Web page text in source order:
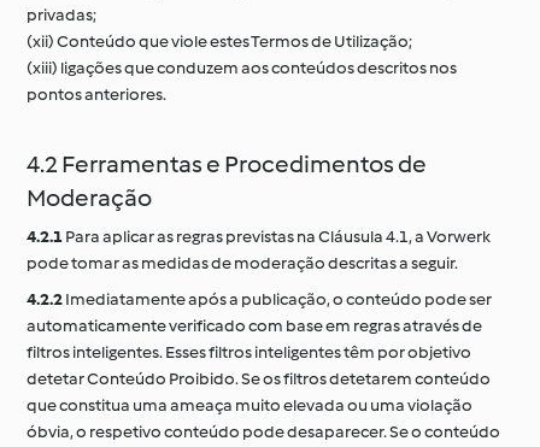
privadas;
(xii) Conteúdo que viole estes Termos de Utilização;
(xiii) ligações que conduzem aos conteúdos descritos nos
pontos anteriores.
4.2 Ferramentas e Procedimentos de
Moderação
4.2.1Para aplicar as regras previstas na Cláusula 4.1, a Vorwerk
pode tomar as medidas de moderação descritas a seguir.
4.2.2Imediatamente após a publicação, o conteúdo pode ser
automaticamente verificado com base em regras através de
filtros inteligentes. Esses filtros inteligentes têm por objetivo
detetar Conteúdo Proibido. Se os filtros detetarem conteúdo
que constitua uma ameaça muito elevada ou uma violação
óbvia, o respetivo conteúdo pode desaparecer. Se o conteúdo